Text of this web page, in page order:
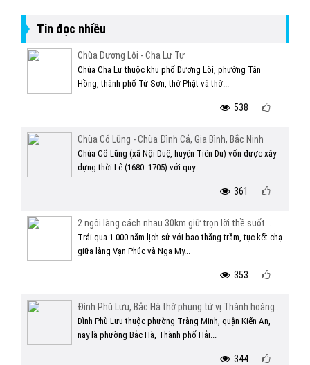
Tin đọc nhiều
Chùa Dương Lôi - Cha Lư Tự
Chùa Cha Lư thuộc khu phố Dương Lôi, phường Tân
Hồng, thành phố Từ Sơn, thờ Phật và thờ...
538
Chùa Cổ Lũng - Chùa Đình Cả, Gia Bình, Bắc Ninh
Chùa Cổ Lũng (xã Nội Duệ, huyện Tiên Du) vốn được xây
dựng thời Lê (1680 -1705) với quy...
361
2 ngôi làng cách nhau 30km giữ trọn lời thề suốt...
Trải qua 1.000 năm lịch sử với bao thăng trầm, tục kết chạ
giữa làng Vạn Phúc và Nga My...
353
Đình Phù Lưu, Bắc Hà thờ phụng tứ vị Thành hoàng...
Đình Phù Lưu thuộc phường Tràng Minh, quận Kiến An,
nay là phường Bắc Hà, Thành phố Hải...
344